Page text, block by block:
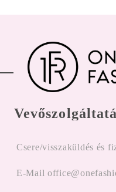
Csere/visszaküldés és
E-Mail